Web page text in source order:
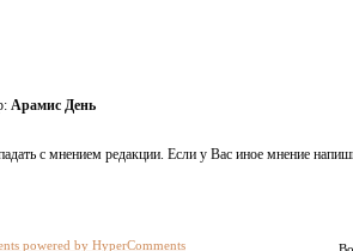
Арамис День
с мнением редакции. Если у Вас иное мнение
powered by HyperComments